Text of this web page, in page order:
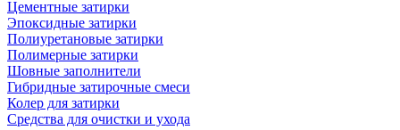
Цементные затирки
Эпоксидные затирки
Полиуретановые затирки
Полимерные затирки
Шовные заполнители
Гибридные затирочные смеси
Колер для затирки
Средства для очистки и ухода